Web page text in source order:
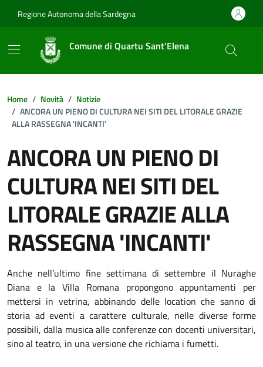
Regione Autonoma della Sardegna
Comune di Quartu Sant'Elena
Home Novità
Notizie
ANCORA UN PIENO DI CULTURA NEI SITI DEL LITORALE GRAZIE
ALLA RASSEGNA 'INCANTI'
ANCORA UN PIENO DI
CULTURA NEI SITI DEL
LITORALE GRAZIE ALLA
RASSEGNA 'INCANTI'
Dettagli della notizia
Anche nell’ultimo fine settimana di settembre il Nuraghe
Diana e la Villa Romana propongono appuntamenti per
mettersi in vetrina, abbinando delle location che sanno di
storia ad eventi a carattere culturale, nelle diverse forme
possibili, dalla musica alle conferenze con docenti universitari,
sino al teatro, in una versione che richiama i fumetti.